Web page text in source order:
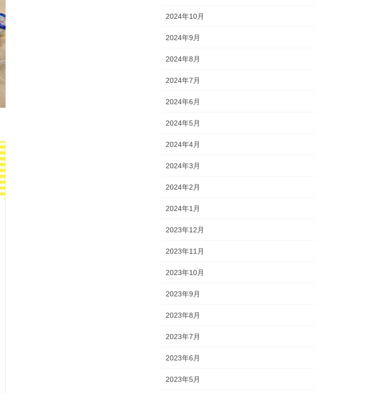
2024年10月
2024年9月
2024年8月
2024年7月
2024年6月
2024年5月
2024年4月
2024年3月
2024年2月
2024年1月
2023年12月
2023年11月
2023年10月
2023年9月
2023年8月
2023年7月
2023年6月
2023年5月